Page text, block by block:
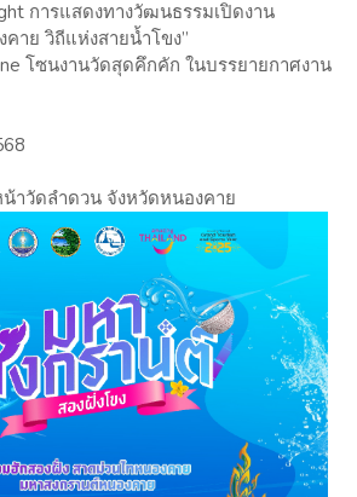
การแสดงทางวัฒนธรรมเปิดงาน
วิถีแห่งสายน้ำโขง”
โซนงานวัดสุดคึกคัก ในบรรยายกาศงาน
าวัดลำดวน จังหวัดหนองคาย